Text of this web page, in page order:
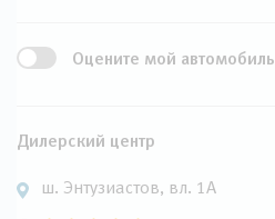
Оцените мой автомобиль
Дилерский центр
ш. Энтузиастов, вл. 1А